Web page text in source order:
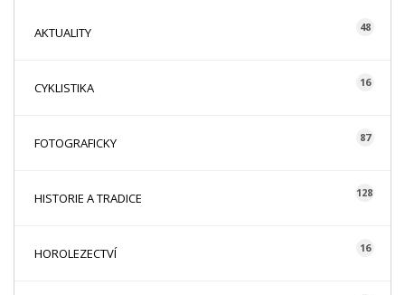
AKTUALITY 48
CYKLISTIKA 16
FOTOGRAFICKY 87
HISTORIE A TRADICE 128
HOROLEZECTVÍ 16